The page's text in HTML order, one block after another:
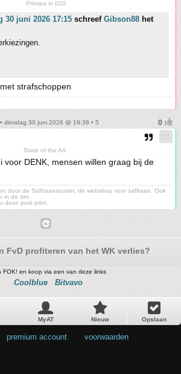
Prinses in 020
30 juni 2026 17:15 schreef Gibson88 het
strafschoppen
• dinsdag 30 juni 2026 @ 19:36 • 5
State of the Art.
voor DENK, mensen willen graag bij de
door de Saffraanstunter, dé webshop voor saffraan. Ook
in de dm.
deze post print.
FvD profiteren van het WK verlies?
FOK! en koop via een van deze links
Coolblue Bitvavo
MyAT Nieuw Opslaan
premium account voorwaarden